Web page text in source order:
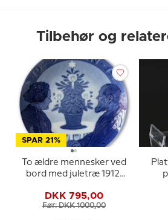
Tilbehør og
SPAR 21%
To ældre mennesker ved
bord med juletræ 1912,
Juleplatte
DKK 795,00
Før: DKK 1000,00